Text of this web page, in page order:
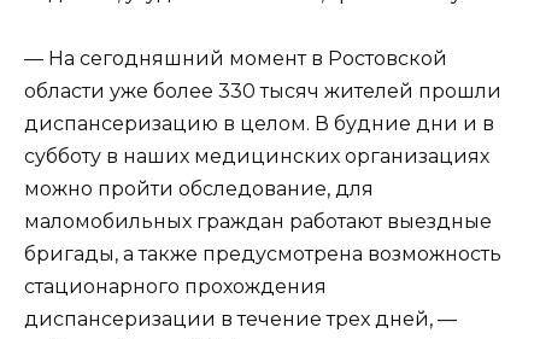
— На сегодняшний момент в Ростовской
области уже более 330 тысяч жителей прошли
диспансеризацию в целом. В будние дни и в
субботу в наших медицинских организациях
можно пройти обследование, для
маломобильных граждан работают выездные
бригады, а также предусмотрена возможность
стационарного прохождения
диспансеризации в течение трех дней, —